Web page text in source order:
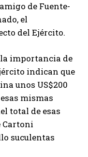
de Fuente-
el
del Ejército.
importancia de
indican que
unos US$200
mismas
total de esas
Cartoni
suculentas